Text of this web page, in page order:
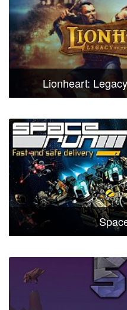
Lionheart: